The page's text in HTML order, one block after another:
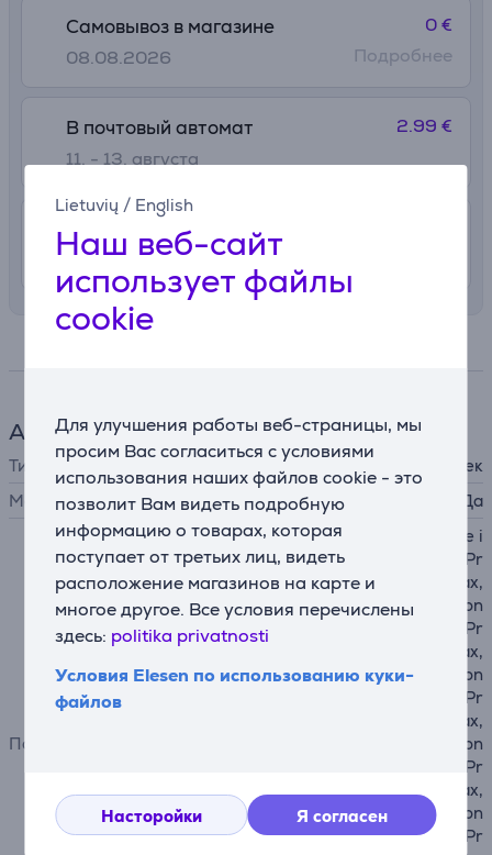
Lietuvių / English
Наш веб-сайт
использует файлы
cookie
Для улучшения работы веб-страницы, мы
просим Вас согласиться с условиями
использования наших файлов cookie - это
позволит Вам видеть подробную
информацию о товарах, которая
поступает от третьих лиц, видеть
расположение магазинов на карте и
многое другое. Все условия перечислены
здесь: politika privatnosti
Условия Elesen по использованию куки-
файлов
Насторойки Я согласен
Самовывоз в магазине
08.08.2026
0 €
Подробнее
В почтовый автомат
11. - 13. августа
2.99 €
Доставка в квартиру
11. - 13. августа
Аксессуар для телефона
Тип
кошелек
MagSafe
Да
Подходит для телефонов
Apple iPhone 12 mini, Apple i
Phone 12, Apple iPhone 12 Pr
o, Apple iPhone 12 Pro Max,
Apple iPhone 13, Apple iPhon
e 13 mini, Apple iPhone 13 Pr
o, Apple iPhone 13 Pro Max,
Apple iPhone 14, Apple iPhon
e 14 Plus, Apple iPhone 14 Pr
o, Apple iPhone 14 Pro Max,
Apple iPhone 15, Apple iPhon
e 15 Plus, Apple iPhone 15 Pr
o, Apple iPhone 15 Pro Max,
Apple iPhone 16, Apple iPhon
e 16 Plus, Apple iPhone 16 Pr